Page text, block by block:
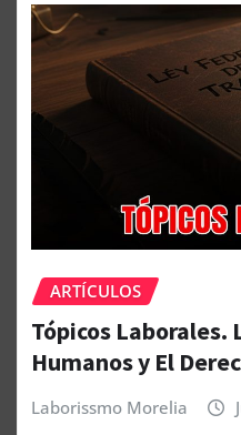
ARTÍCULOS
Tópicos Laborales.
Humanos y El
Laborissmo Morelia